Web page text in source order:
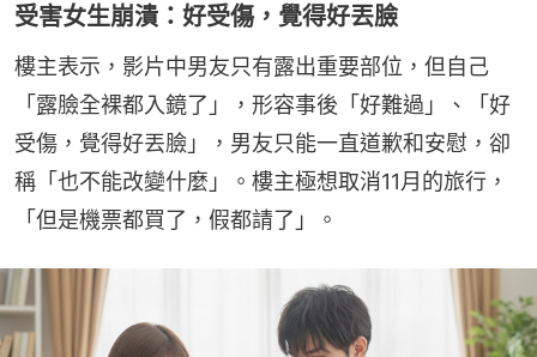
受害女生崩潰：好受傷，覺得好丟臉
樓主表示，影片中男友只有露出重要部位，但自己
「露臉全裸都入鏡了」，形容事後「好難過」、「好
受傷，覺得好丟臉」，男友只能一直道歉和安慰，卻
稱「也不能改變什麼」。樓主極想取消11月的旅行，
「但是機票都買了，假都請了」。